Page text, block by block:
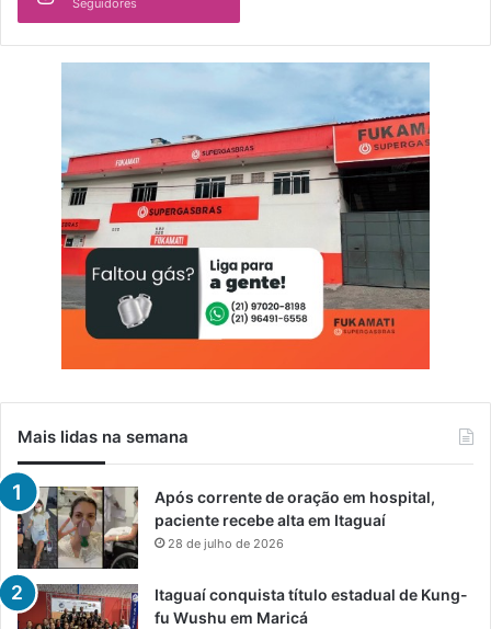
Seguidores
Mais lidas na semana
Após corrente de oração em hospital,
paciente recebe alta em Itaguaí
28 de julho de 2026
Itaguaí conquista título estadual de Kung-
fu Wushu em Maricá